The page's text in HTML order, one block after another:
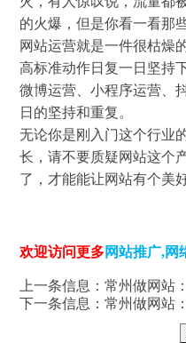
的火爆，但是你看一看那
网站运营就是一件很枯燥
高标准动作日复一日坚持
微博运营、小程序运营、
日的坚持和重复。
无论你是刚入门这个行业
长，请不要质疑网站这个
了，才能能让网站有个美
欢迎访问更多网站推广,网
上一条信息：常州做网站
下一条信息：常州做网站